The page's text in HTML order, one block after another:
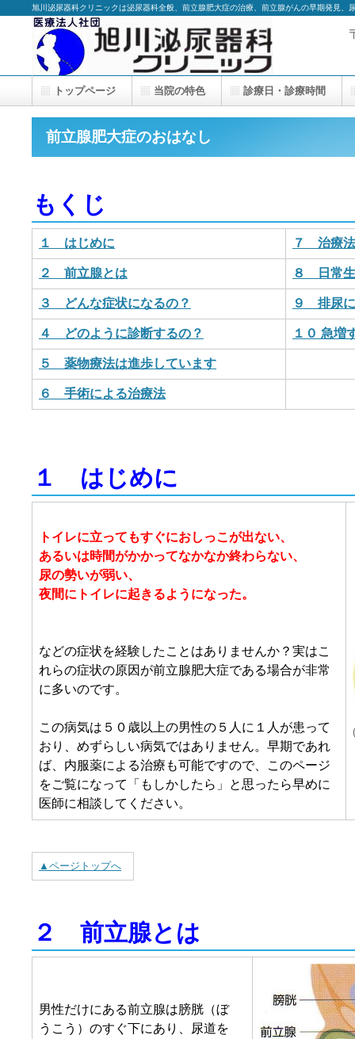
旭川泌尿器科クリニックは泌尿器科全般、前立腺肥大症の治療、前立腺がんの早期発見
前立腺肥大症のおはなし
もくじ
１ はじめに ７ 治療
２ 前立腺とは ８ 日常生
３ どんな症状になるの？ ９ 排尿に
４ どのように診断するの？ １０ 急増
５ 薬物療法は進歩しています
６ 手術による治療法
１ はじめに
トイレに立ってもすぐにおしっこが出ない、
あるいは時間がかかってなかなか終わらない、
尿の勢いが弱い、
夜間にトイレに起きるようになった。
などの症状を経験したことはありませんか？実はこ
れらの症状の原因が前立腺肥大症である場合が非常
に多いのです。
この病気は５０歳以上の男性の５人に１人が患って
おり、めずらしい病気ではありません。早期であれ
ば、内服薬による治療も可能ですので、このページ
をご覧になって「もしかしたら」と思ったら早めに
医師に相談してください。
▲ページトップへ
２ 前立腺とは
男性だけにある前立腺は膀胱（ぼ
うこう）のすぐ下にあり、尿道を
トップページ 当院の特色 診療日・診療時間